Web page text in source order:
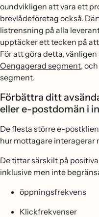
oundvikligen att vara ett
brevlådeföretag också.
listrensning på alla
upptäcker ett tecken på
För att göra detta, vänligen
Oengagerad segment,
segment.
Förbättra ditt
eller e-postdomän i
De flesta större e-
hur mottagare interagerar
De tittar särskilt på
inklusive men inte
öppningsfrekvens
Klickfrekvenser